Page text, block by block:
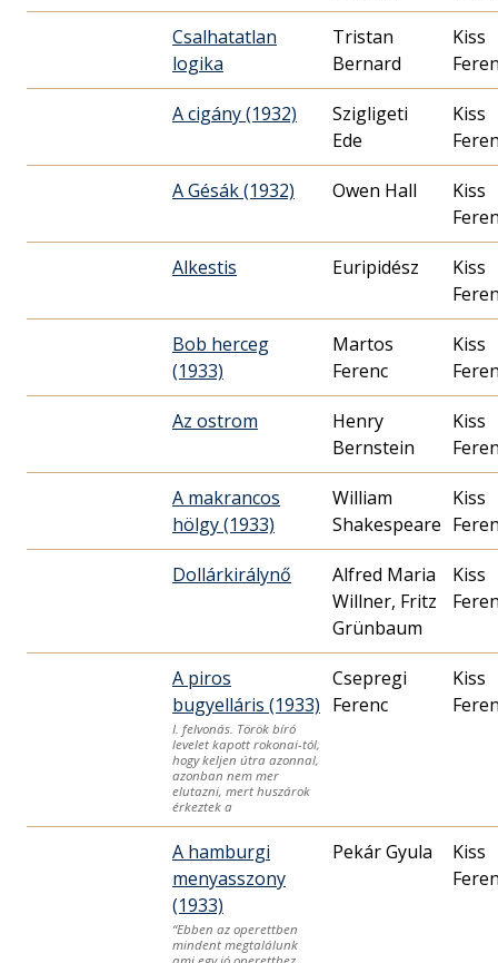
Csalhatatlan
logika
Tristan
Bernard
Kiss
A cigány (1932)
Szigligeti
Ede
Kiss
A Gésák (1932) Owen Hall
Kiss
Alkestis Euripidész
Kiss
Bob herceg
(1933)
Martos
Ferenc
Kiss
Az ostrom
Henry
Bernstein
Kiss
A makrancos
hölgy (1933)
William
Shakespeare
Kiss
Dollárkirálynő
Alfred Maria
Willner, Fritz
Grünbaum
Kiss
A piros
bugyelláris (1933)
I. felvonás. Török bíró
levelet kapott rokonai-tól,
hogy keljen útra azonnal,
azonban nem mer
elutazni, mert huszárok
érkeztek a
Csepregi
Ferenc
Kiss
A hamburgi
menyasszony
(1933)
“Ebben az operettben
mindent megtalálunk
Pekár Gyula
Kiss